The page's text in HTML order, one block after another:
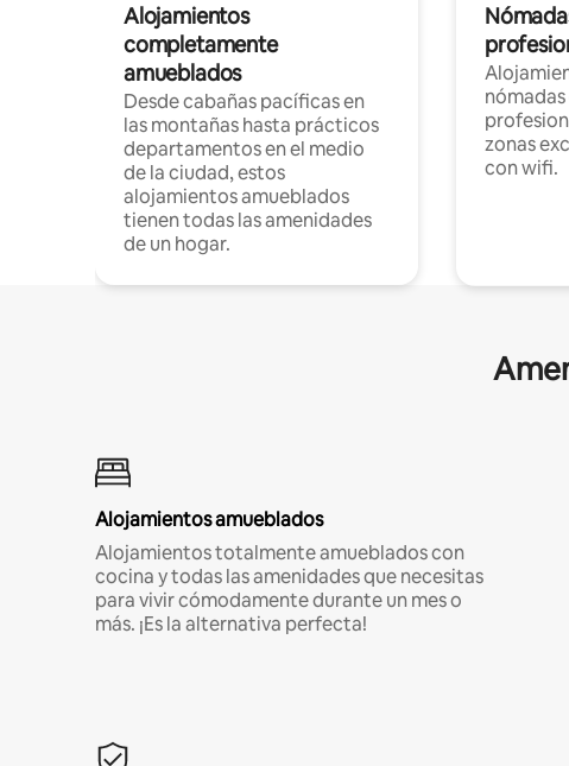
Alojamientos
completamente
amueblados
Desde cabañas pacíficas en
las montañas hasta prácticos
departamentos en el medio
de la ciudad, estos
alojamientos amueblados
tienen todas las amenidades
de un hogar.
zonas
con wifi.
Alojamientos amueblados
Alojamientos totalmente amueblados con
cocina y todas las amenidades que necesitas
para vivir cómodamente durante un mes o
más. ¡Es la alternativa perfecta!